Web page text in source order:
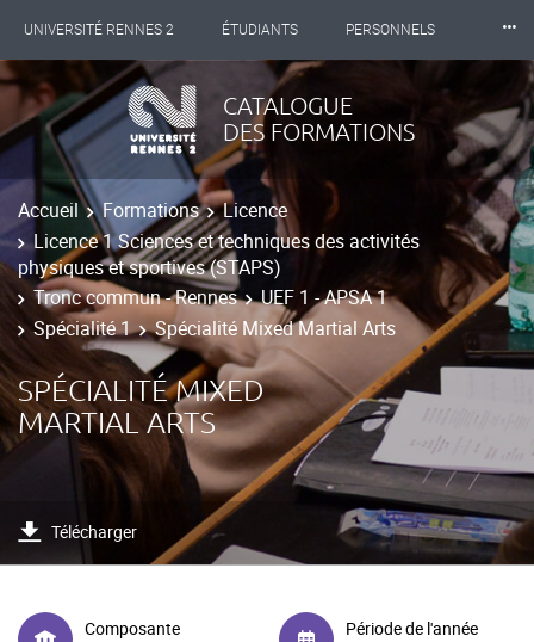
UNIVERSITÉ RENNES 2 ÉTUDIANTS PERSONNELS
INTERNATIONAL PROFESSIONNELS BIBLIOTHÈQUES
LES NOUVELLES DE RENNES 2
⸱⸱⸱
CATALOGUE
DES FORMATIONS
Accueil Formations
Licence
Licence 1 Sciences et techniques des activités
physiques et sportives (STAPS)
Tronc commun - Rennes
UEF 1 - APSA 1
Spécialité 1
Spécialité Mixed Martial Arts
SPÉCIALITÉ MIXED
MARTIAL ARTS
Télécharger
Composante
Période de l'année